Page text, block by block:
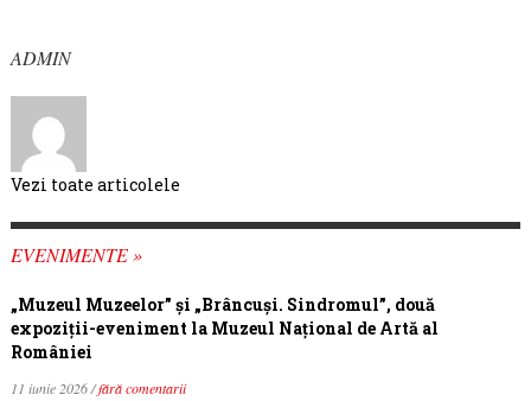
ADMIN
Vezi toate articolele
EVENIMENTE »
„Muzeul Muzeelor” și „Brâncuși. Sindromul”, două
expoziții-eveniment la Muzeul Național de Artă al
României
11 iunie 2026 /fără comentarii